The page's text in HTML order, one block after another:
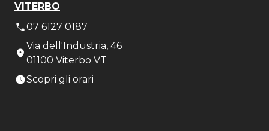
VITERBO
07 6127 0187
Via dell'Industria, 46
01100 Viterbo VT
Scopri gli orari